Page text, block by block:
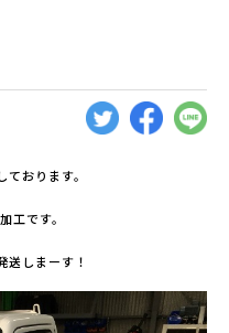
おります。
工です。
送しまーす！